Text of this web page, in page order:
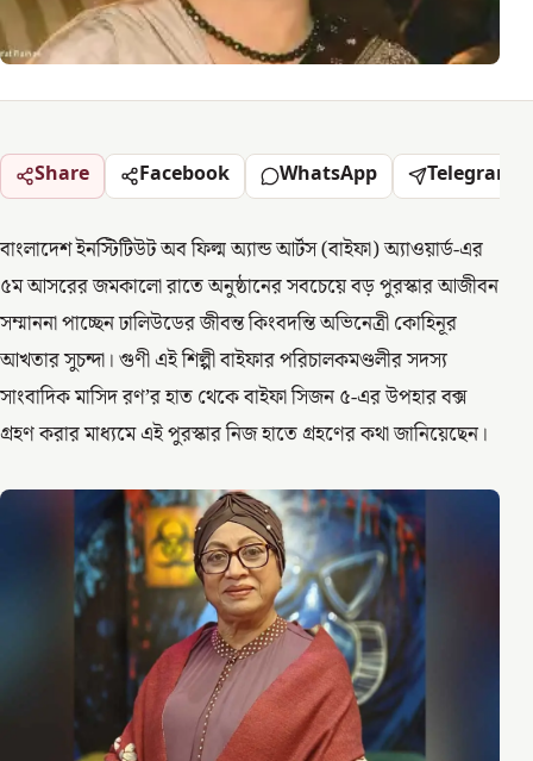
Share Facebook WhatsApp Telegram
বাংলাদেশ ইনস্টিটিউট অব ফিল্ম অ্যান্ড আর্টস (বাইফা) অ্যাওয়ার্ড-এর
৫ম আসরের জমকালো রাতে অনুষ্ঠানের সবচেয়ে বড় পুরস্কার আজীবন
সম্মাননা পাচ্ছেন ঢালিউডের জীবন্ত কিংবদন্তি অভিনেত্রী কোহিনূর
আখতার সুচন্দা। গুণী এই শিল্পী বাইফার পরিচালকমণ্ডলীর সদস্য
সাংবাদিক মাসিদ রণ’র হাত থেকে বাইফা সিজন ৫-এর উপহার বক্স
গ্রহণ করার মাধ্যমে এই পুরস্কার নিজ হাতে গ্রহণের কথা জানিয়েছেন।